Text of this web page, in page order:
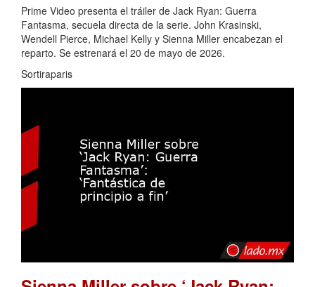
Prime Video presenta el tráiler de Jack Ryan: Guerra
Fantasma, secuela directa de la serie. John Krasinski,
Wendell Pierce, Michael Kelly y Sienna Miller encabezan el
reparto. Se estrenará el 20 de mayo de 2026.
Sortiraparis